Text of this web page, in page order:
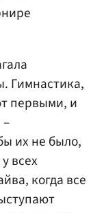
Гимнастика,
первыми, и
их не было,
всех
когда все